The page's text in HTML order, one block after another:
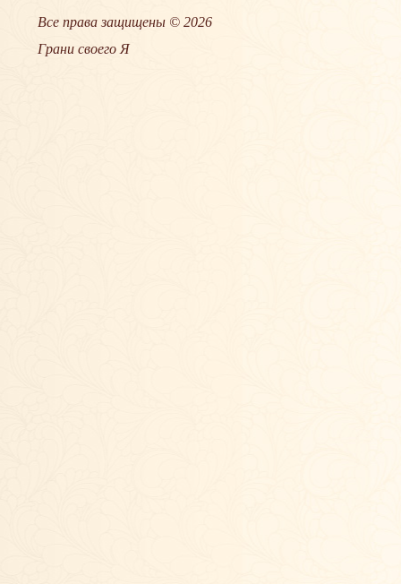
Все права защищены © 2026
Грани своего Я